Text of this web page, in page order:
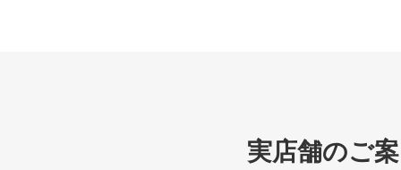
実店舗のご